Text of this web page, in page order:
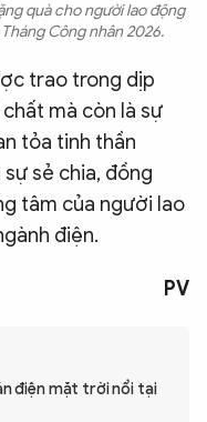
quà cho người lao động
Công nhân 2026.
trao trong dịp
mà còn là sự
tỏa tinh thần
sẻ chia, đồng
tâm của người lao
điện.
PV
điện mặt trời nổi tại